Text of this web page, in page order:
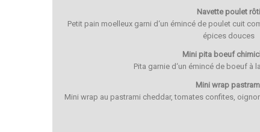
Navette poulet rôti
Petit pain moelleux garni d‘un émincé de poulet cuit
épices douces
Mini pita boeuf
Pita garnie d‘un émincé de boeuf à
Mini wrap
Mini wrap au pastrami cheddar, tomates confites,